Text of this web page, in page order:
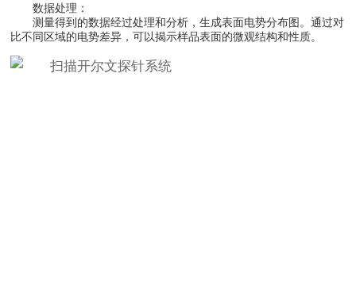
数据处理：
测量得到的数据经过处理和分析，生成表面电势分布图。通过对
比不同区域的电势差异，可以揭示样品表面的微观结构和性质。